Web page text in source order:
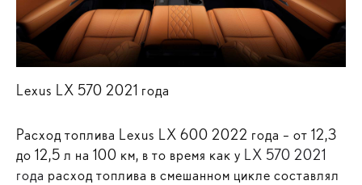
Lexus LX 570 2021 года
Расход топлива Lexus LX 600 2022 года – от 12,3
до 12,5 л на 100 км, в то время как у LX 570 2021
года расход топлива в смешанном цикле составлял